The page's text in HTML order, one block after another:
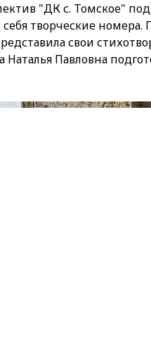
"ДК с. Томское"
творческие номера.
свои
Павловна